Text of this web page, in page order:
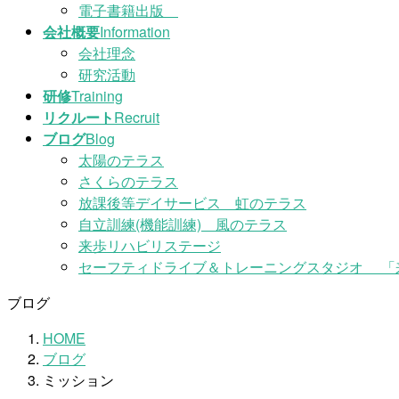
電子書籍出版
会社概要Information
会社理念
研究活動
研修Training
リクルートRecruit
ブログBlog
太陽のテラス
さくらのテラス
放課後等デイサービス 虹のテラス
自立訓練(機能訓練) 風のテラス
来歩リハビリステージ
セーフティドライブ＆トレーニングスタジオ 「
ブログ
HOME
ブログ
ミッション